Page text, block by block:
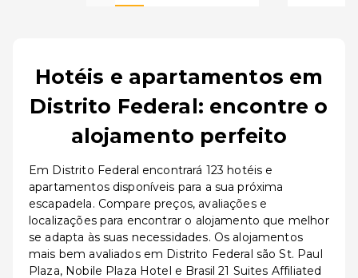
Hotéis e apartamentos em
Distrito Federal: encontre o
alojamento perfeito
Em Distrito Federal encontrará 123 hotéis e
apartamentos disponíveis para a sua próxima
escapadela. Compare preços, avaliações e
localizações para encontrar o alojamento que melhor
se adapta às suas necessidades. Os alojamentos
mais bem avaliados em Distrito Federal são St. Paul
Plaza, Nobile Plaza Hotel e Brasil 21 Suites Affiliated